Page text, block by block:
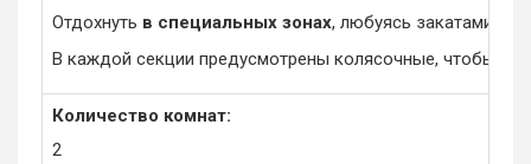
Отдохнуть в специальных зонах, любуясь закатами,
В каждой секции предусмотрены колясочные, чтобы
Количество комнат:
2